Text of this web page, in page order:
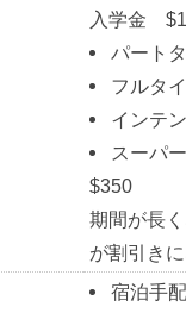
入学金
パート
フルタ
インテ
スーパ
$350
期間が長
が割引き
宿泊手